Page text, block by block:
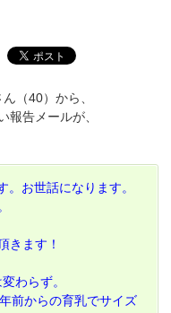
（40）から、
報告メールが、
。お世話になります。
きます！
わらず。
前からの育乳でサイズ